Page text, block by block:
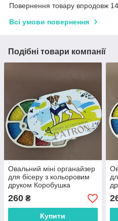
Повернення товару впродовж
Всі умови повернення
Подібні товари компанії
Овальний міні органайзер
для бісеру з кольоровим
друком Коробушка
(060301)
260 ₴
Купити